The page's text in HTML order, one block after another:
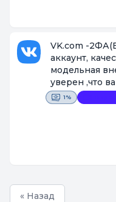
VK.com -
аккаунт,
модельная
уверен ,что
любые
[Поставщик
1%
« Назад